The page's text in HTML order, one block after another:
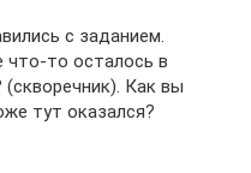
с заданием.
что-то осталось в
Как вы
тут оказался?